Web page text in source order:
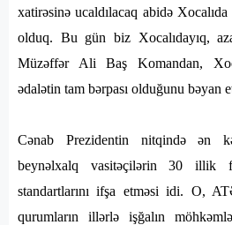
xatirəsinə ucaldılacaq abidə
olduq. Bu gün biz Xocalıdayıq,
Müzəffər Ali Baş Komandan,
ədalətin tam bərpası olduğunu bəyan
Cənab Prezidentin nitqində ən
beynəlxalq vasitəçilərin 30 illik
standartlarını ifşa etməsi idi. O,
qurumların illərlə işğalın